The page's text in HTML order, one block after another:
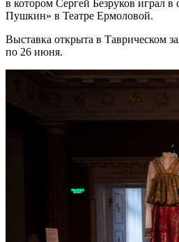
в котором Сергей Безруков играл в
Пушкин» в Театре Ермоловой.
Выставка открыта в Таврическом
по 26 июня.